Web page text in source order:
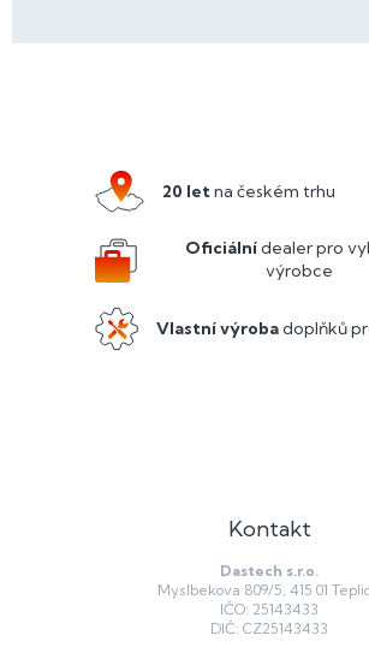
20 letna českém trhu
Oficiálnídealer pro
výrobce
Vlastní výrobadoplňků
Kontakt
Dastech s.r.o.
Myslbekova 809/5, 415 01
IČO: 25143433
DIČ: CZ25143433